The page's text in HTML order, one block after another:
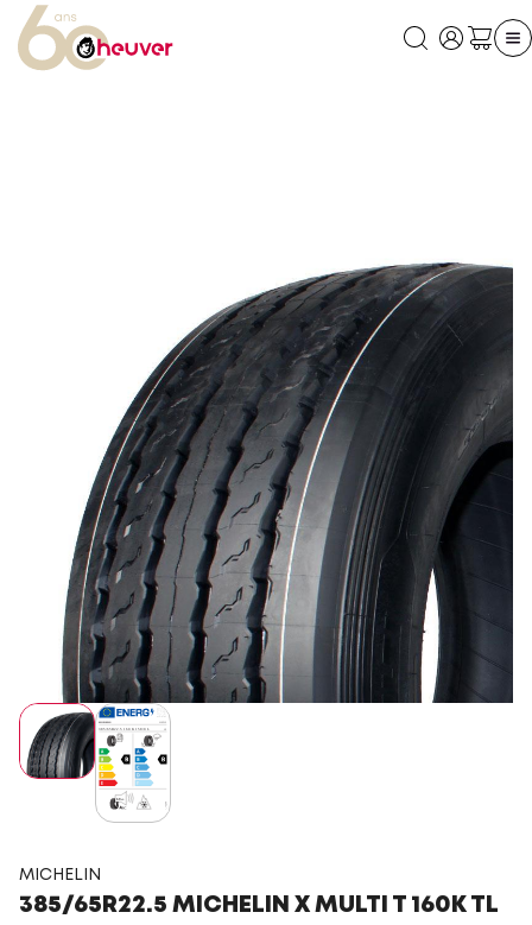
MICHELIN
385/65R22.5 MICHELIN X MULTI T 160K TL